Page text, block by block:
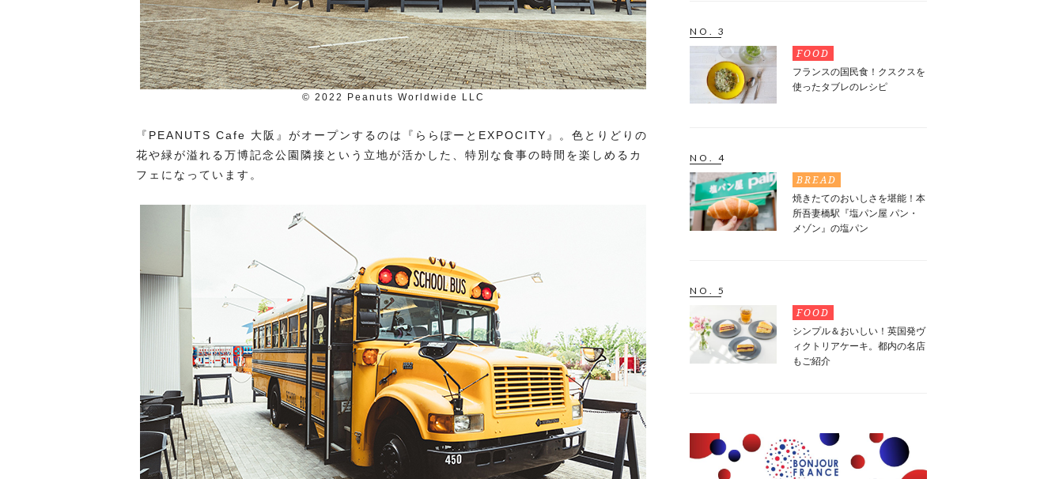
© 2022 Peanuts Worldwide LLC
『PEANUTS Cafe 大阪』がオープンするのは『ららぽーとEXPOCITY』。色とりどりの
花や緑が溢れる万博記念公園隣接という立地が活かした、特別な食事の時間を楽しめるカ
フェになっています。
NO. 3
FOOD
フランスの国民食！クスクスを
使ったタブレのレシピ
NO. 4
BREAD
焼きたてのおいしさを堪能！本
所吾妻橋駅『塩パン屋 パン・
メゾン』の塩パン
NO. 5
FOOD
シンプル＆おいしい！英国発ヴ
ィクトリアケーキ。都内の名店
もご紹介